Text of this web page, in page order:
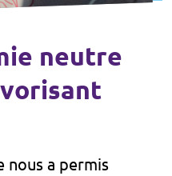
neutre
nous a permis